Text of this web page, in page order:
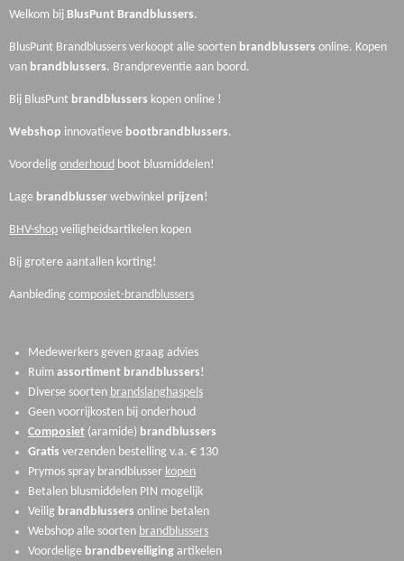
Welkom bij BlusPunt Brandblussers.
BlusPunt Brandblussers verkoopt alle soorten brandblussers online. Kopen
van brandblussers. Brandpreventie aan boord.
Bij BlusPunt brandblussers kopen online !
Webshop innovatieve bootbrandblussers.
Voordelig onderhoud boot blusmiddelen!
Lage brandblusser webwinkel prijzen!
BHV-shop veiligheidsartikelen kopen
Bij grotere aantallen korting!
Aanbieding composiet-brandblussers
Medewerkers geven graag advies
Ruim assortiment brandblussers!
Diverse soorten brandslanghaspels
Geen voorrijkosten bij onderhoud
Composiet (aramide) brandblussers
Gratis verzenden bestelling v.a. € 130
Prymos spray brandblusser kopen
Betalen blusmiddelen PIN mogelijk
Veilig brandblussers online betalen
Webshop alle soorten brandblussers
Voordelige brandbeveiliging artikelen